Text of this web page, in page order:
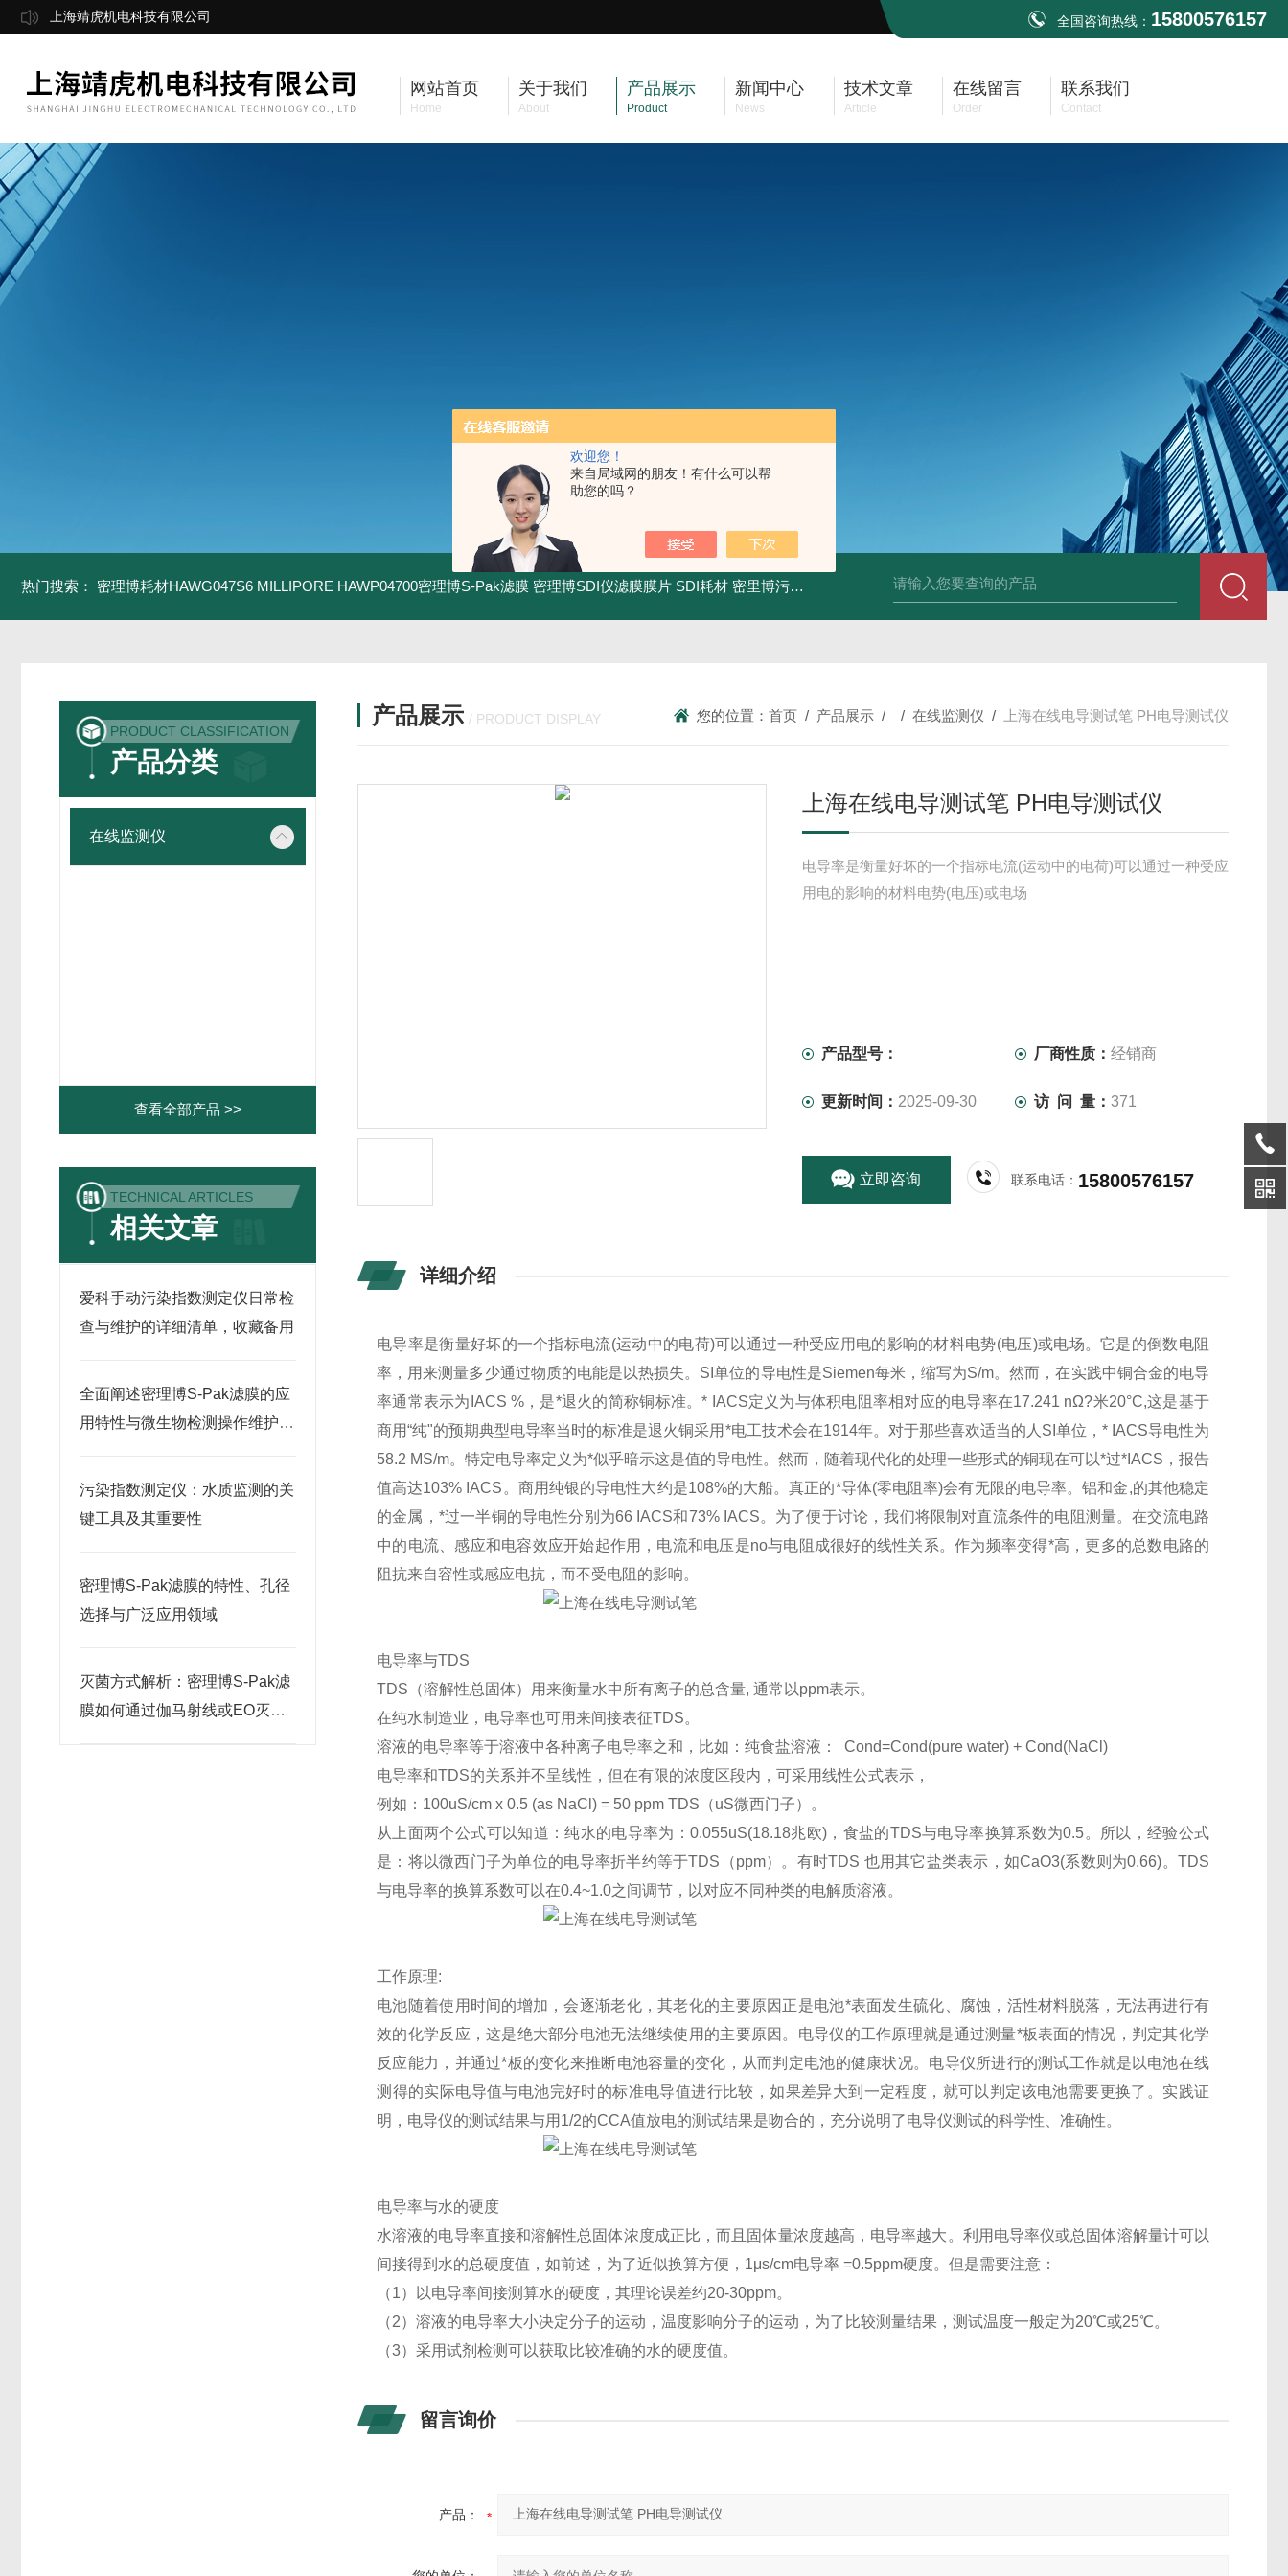
欢迎您！
来自局域网的朋友！有什么可以帮
助您的吗？
上海靖虎机电科技有限公司 全国咨询热线： 15800576157
网站首页
Home
关于我们
About
产品展示
Product
新闻中心
News
技术文章
Article
在线留言
Order
联系我们
Contact
热门搜索： 密理博耗材HAWG047S6 MILLIPORE HAWP04700密理博S-Pak滤膜 密理博SDI仪滤膜膜片 SDI耗材 密里博污染指数测定仪 全自动在线SDI仪 爱科污染指数测定仪 爱科手动污染指数测定仪
PRODUCT CLASSIFICATION
产品分类
在线监测仪
查看全部产品 >>
TECHNICAL ARTICLES
相关文章
爱科手动污染指数测定仪日常检
查与维护的详细清单，收藏备用
全面阐述密理博S-Pak滤膜的应
用特性与微生物检测操作维护指
污染指数测定仪：水质监测的关
键工具及其重要性
密理博S-Pak滤膜的特性、孔径
选择与广泛应用领域
灭菌方式解析：密理博S-Pak滤
膜如何通过伽马射线或EO灭菌
产品展示 / PRODUCT DISPLAY 您的位置： 首页 / 产品展示 / / 在线监测仪 / 上海在线电导测试笔 PH电导测试仪
上海在线电导测试笔 PH电导测试仪
电导率是衡量好坏的一个指标电流(运动中的电荷)可以通过一种受应
用电的影响的材料电势(电压)或电场
产品型号： 厂商性质：经销商
更新时间： 2025-09-30 访 问 量：371
立即咨询 联系电话： 15800576157
详细介绍
电导率是衡量好坏的一个指标电流(运动中的电荷)可以通过一种受应用电的影响的材料电势(电压)或电场。它是的倒数电阻
率，用来测量多少通过物质的电能是以热损失。SI单位的导电性是Siemen每米，缩写为S/m。然而，在实践中铜合金的电导
率通常表示为IACS %，是*退火的简称铜标准。* IACS定义为与体积电阻率相对应的电导率在17.241 nΩ?米20°C,这是基于
商用“纯"的预期典型电导率当时的标准是退火铜采用*电工技术会在1914年。对于那些喜欢适当的人SI单位，* IACS导电性为
58.2 MS/m。特定电导率定义为*似乎暗示这是值的导电性。然而，随着现代化的处理一些形式的铜现在可以*过*IACS，报告
值高达103% IACS。商用纯银的导电性大约是108%的大船。真正的*导体(零电阻率)会有无限的电导率。铝和金,的其他稳定
的金属，*过一半铜的导电性分别为66 IACS和73% IACS。为了便于讨论，我们将限制对直流条件的电阻测量。在交流电路
中的电流、感应和电容效应开始起作用，电流和电压是no与电阻成很好的线性关系。作为频率变得*高，更多的总数电路的
阻抗来自容性或感应电抗，而不受电阻的影响。
电导率与TDS
TDS（溶解性总固体）用来衡量水中所有离子的总含量, 通常以ppm表示。
在纯水制造业，电导率也可用来间接表征TDS。
溶液的电导率等于溶液中各种离子电导率之和，比如：纯食盐溶液： Cond=Cond(pure water) + Cond(NaCl)
电导率和TDS的关系并不呈线性，但在有限的浓度区段内，可采用线性公式表示，
例如：100uS/cm x 0.5 (as NaCl) = 50 ppm TDS（uS微西门子）。
从上面两个公式可以知道：纯水的电导率为：0.055uS(18.18兆欧)，食盐的TDS与电导率换算系数为0.5。所以，经验公式
是：将以微西门子为单位的电导率折半约等于TDS（ppm）。有时TDS 也用其它盐类表示，如CaO3(系数则为0.66)。TDS
与电导率的换算系数可以在0.4~1.0之间调节，以对应不同种类的电解质溶液。
工作原理:
电池随着使用时间的增加，会逐渐老化，其老化的主要原因正是电池*表面发生硫化、腐蚀，活性材料脱落，无法再进行有
效的化学反应，这是绝大部分电池无法继续使用的主要原因。电导仪的工作原理就是通过测量*板表面的情况，判定其化学
反应能力，并通过*板的变化来推断电池容量的变化，从而判定电池的健康状况。电导仪所进行的测试工作就是以电池在线
测得的实际电导值与电池完好时的标准电导值进行比较，如果差异大到一定程度，就可以判定该电池需要更换了。实践证
明，电导仪的测试结果与用1/2的CCA值放电的测试结果是吻合的，充分说明了电导仪测试的科学性、准确性。
电导率与水的硬度
水溶液的电导率直接和溶解性总固体浓度成正比，而且固体量浓度越高，电导率越大。利用电导率仪或总固体溶解量计可以
间接得到水的总硬度值，如前述，为了近似换算方便，1μs/cm电导率 =0.5ppm硬度。但是需要注意：
（1）以电导率间接测算水的硬度，其理论误差约20-30ppm。
（2）溶液的电导率大小决定分子的运动，温度影响分子的运动，为了比较测量结果，测试温度一般定为20℃或25℃。
（3）采用试剂检测可以获取比较准确的水的硬度值。
留言询价
产品：